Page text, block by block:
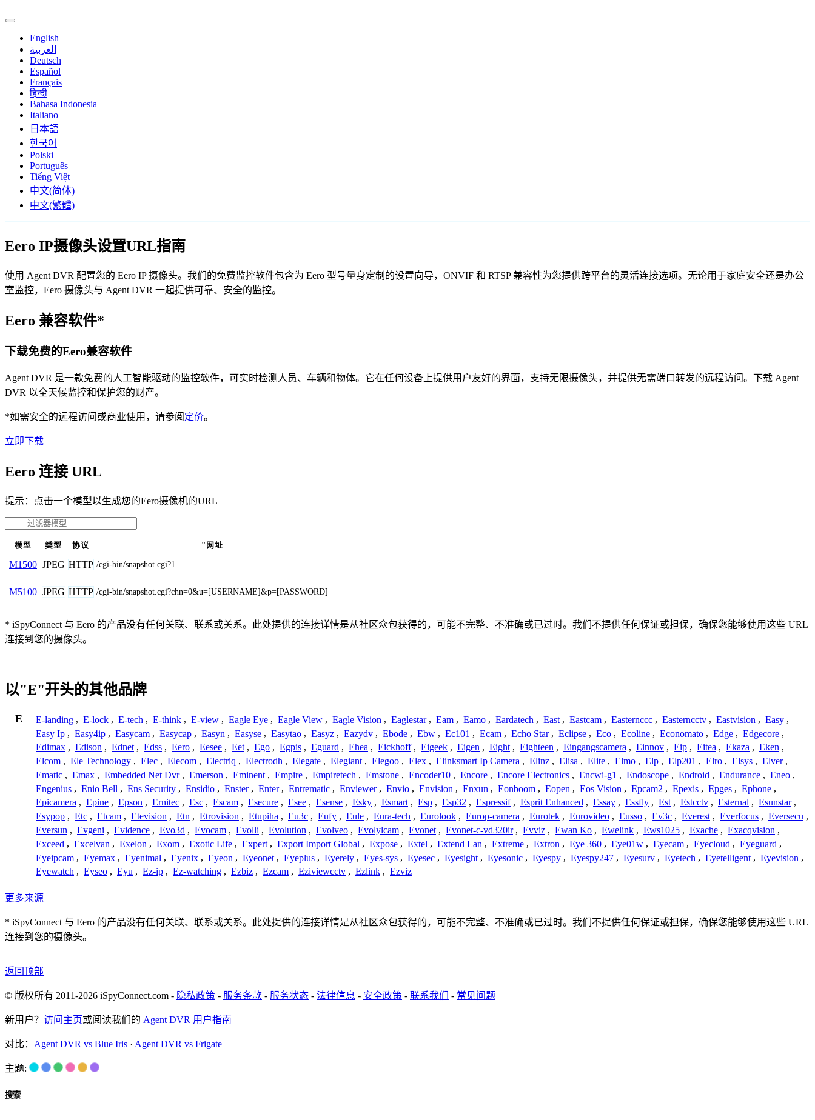
English
العربية
Deutsch
Español
Français
हिन्दी
Bahasa Indonesia
Italiano
日本語
한국어
Polski
Português
Tiếng Việt
中文(简体)
中文(繁體)
Eero IP摄像头设置URL指南
使用 Agent DVR 配置您的 Eero IP 摄像头。我们的免费监控软件包含为 Eero 型号量身定制的设置向导，ONVIF 和 RTSP 兼容性为您提供跨平台的灵活连接选项。无论用于家庭安全还是办公
室监控，Eero 摄像头与 Agent DVR 一起提供可靠、安全的监控。
Eero 兼容软件*
下载免费的Eero兼容软件
Agent DVR 是一款免费的人工智能驱动的监控软件，可实时检测人员、车辆和物体。它在任何设备上提供用户友好的界面，支持无限摄像头，并提供无需端口转发的远程访问。下载 Agent
DVR 以全天候监控和保护您的财产。
*如需安全的远程访问或商业使用，请参阅 定价。
立即下载
Eero 连接 URL
提示：点击一个模型以生成您的Eero摄像机的URL
模型 类型 协议 "网址
M1500 JPEG HTTP /cgi-bin/snapshot.cgi?1
M5100 JPEG HTTP /cgi-bin/snapshot.cgi?chn=0&u=[USERNAME]&p=[PASSWORD]
* iSpyConnect 与 Eero 的产品没有任何关联、联系或关系。此处提供的连接详情是从社区众包获得的，可能不完整、不准确或已过时。我们不提供任何保证或担保，确保您能够使用这些 URL
连接到您的摄像头。
以"E"开头的其他品牌
E E-landing , E-lock , E-tech , E-think , E-view , Eagle Eye , Eagle View , Eagle Vision , Eaglestar , Eam , Eamo , Eardatech , East , Eastcam , Easternccc , Easterncctv , Eastvision , Easy ,
Easy Ip , Easy4ip , Easycam , Easycap , Easyn , Easyse , Easytao , Easyz , Eazydv , Ebode , Ebw , Ec101 , Ecam , Echo Star , Eclipse , Eco , Ecoline , Economato , Edge , Edgecore ,
Edimax , Edison , Ednet , Edss , Eero , Eesee , Eet , Ego , Egpis , Eguard , Ehea , Eickhoff , Eigeek , Eigen , Eight , Eighteen , Eingangscamera , Einnov , Eip , Eitea , Ekaza , Eken ,
Elcom , Ele Technology , Elec , Elecom , Electriq , Electrodh , Elegate , Elegiant , Elegoo , Elex , Elinksmart Ip Camera , Elinz , Elisa , Elite , Elmo , Elp , Elp201 , Elro , Elsys , Elver ,
Ematic , Emax , Embedded Net Dvr , Emerson , Eminent , Empire , Empiretech , Emstone , Encoder10 , Encore , Encore Electronics , Encwi-g1 , Endoscope , Endroid , Endurance , Eneo ,
Engenius , Enio Bell , Ens Security , Ensidio , Enster , Enter , Entrematic , Enviewer , Envio , Envision , Enxun , Eonboom , Eopen , Eos Vision , Epcam2 , Epexis , Epges , Ephone ,
Epicamera , Epine , Epson , Ernitec , Esc , Escam , Esecure , Esee , Esense , Esky , Esmart , Esp , Esp32 , Espressif , Esprit Enhanced , Essay , Essfly , Est , Estcctv , Esternal , Esunstar ,
Esypop , Etc , Etcam , Etevision , Etn , Etrovision , Etupiha , Eu3c , Eufy , Eule , Eura-tech , Eurolook , Europ-camera , Eurotek , Eurovideo , Eusso , Ev3c , Everest , Everfocus , Eversecu ,
Eversun , Evgeni , Evidence , Evo3d , Evocam , Evolli , Evolution , Evolveo , Evolylcam , Evonet , Evonet-c-vd320ir , Evviz , Ewan Ko , Ewelink , Ews1025 , Exache , Exacqvision ,
Exceed , Excelvan , Exelon , Exom , Exotic Life , Expert , Export Import Global , Expose , Extel , Extend Lan , Extreme , Extron , Eye 360 , Eye01w , Eyecam , Eyecloud , Eyeguard ,
Eyeipcam , Eyemax , Eyenimal , Eyenix , Eyeon , Eyeonet , Eyeplus , Eyerely , Eyes-sys , Eyesec , Eyesight , Eyesonic , Eyespy , Eyespy247 , Eyesurv , Eyetech , Eyetelligent , Eyevision ,
Eyewatch , Eyseo , Eyu , Ez-ip , Ez-watching , Ezbiz , Ezcam , Eziviewcctv , Ezlink , Ezviz
更多来源
* iSpyConnect 与 Eero 的产品没有任何关联、联系或关系。此处提供的连接详情是从社区众包获得的，可能不完整、不准确或已过时。我们不提供任何保证或担保，确保您能够使用这些 URL
连接到您的摄像头。
返回顶部
© 版权所有 2011-2026 iSpyConnect.com - 隐私政策 - 服务条款 - 服务状态 - 法律信息 - 安全政策 - 联系我们 - 常见问题
新用户？ 访问主页或阅读我们的 Agent DVR 用户指南
对比： Agent DVR vs Blue Iris · Agent DVR vs Frigate
主题:
搜索